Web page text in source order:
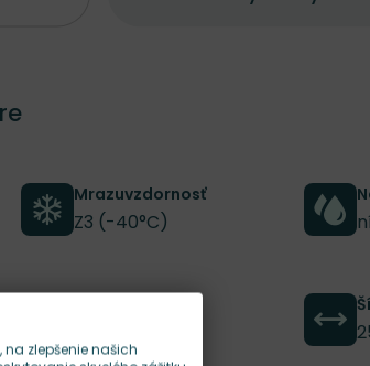
Mrazuvzdornosť
Z3 (-40°C)
zlepšenie našich